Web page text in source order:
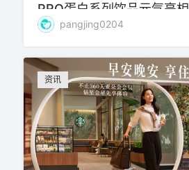
PRO蛋白系列饮品元气亮相
pangjing0204
资讯